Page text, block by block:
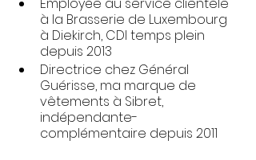
Employée au service clientèle
à la Brasserie de Luxembourg
à Diekirch, CDI temps plein
depuis 2013
Directrice chez Général
Guérisse, ma marque de
vêtements à Sibret,
indépendante-
complémentaire depuis 2011